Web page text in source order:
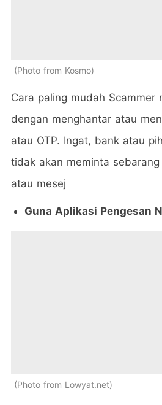
Photo from Kosmo
Cara paling mudah Scammer
dengan menghantar atau
atau OTP. Ingat, bank atau
tidak akan meminta
atau mesej
Guna Aplikasi Pengesan
Photo from Lowyat.net